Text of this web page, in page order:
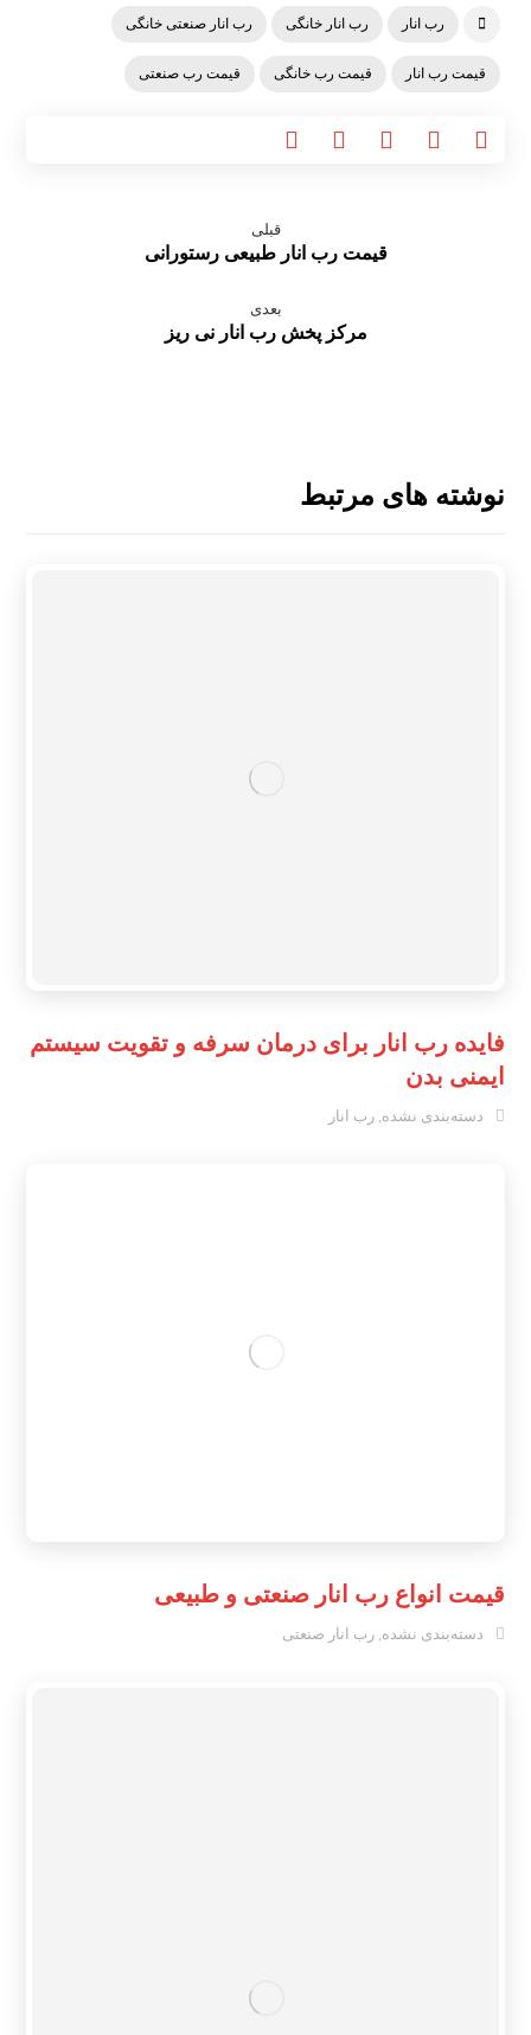
رب انار رب انار خانگی رب انار صنعتی خانگی
قیمت رب انار قیمت رب خانگی قیمت رب صنعتی
قبلی
قیمت رب انار طبیعی رستورانی
بعدی
مرکز پخش رب انار نی ریز
نوشته های مرتبط
فایده رب انار برای درمان سرفه و تقویت سیستم
ایمنی بدن
دسته‌بندی نشده ,رب انار
قیمت انواع رب انار صنعتی و طبیعی
دسته‌بندی نشده ,رب انار صنعتی